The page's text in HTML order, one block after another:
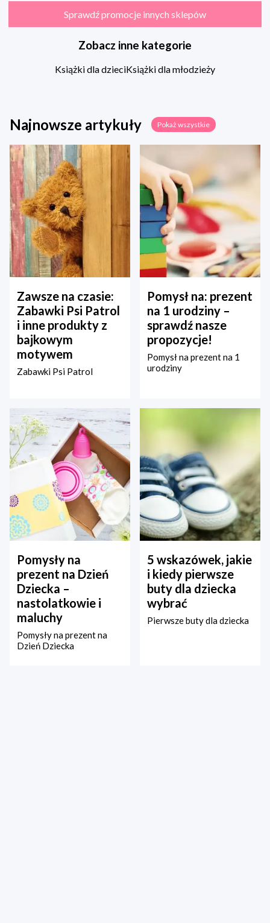
Sprawdź promocje innych sklepów
Zobacz inne kategorie
Książki dla dzieciKsiążki dla młodzieży
Najnowsze artykuły Pokaż wszystkie
Zawsze na czasie:
Zabawki Psi Patrol
i inne produkty z
bajkowym
motywem
Zabawki Psi Patrol
Pomysł na: prezent
na 1 urodziny –
sprawdź nasze
propozycje!
Pomysł na prezent na 1
urodziny
Pomysły na
prezent na Dzień
Dziecka –
nastolatkowie i
maluchy
Pomysły na prezent na
Dzień Dziecka
5 wskazówek, jakie
i kiedy pierwsze
buty dla dziecka
wybrać
Pierwsze buty dla dziecka